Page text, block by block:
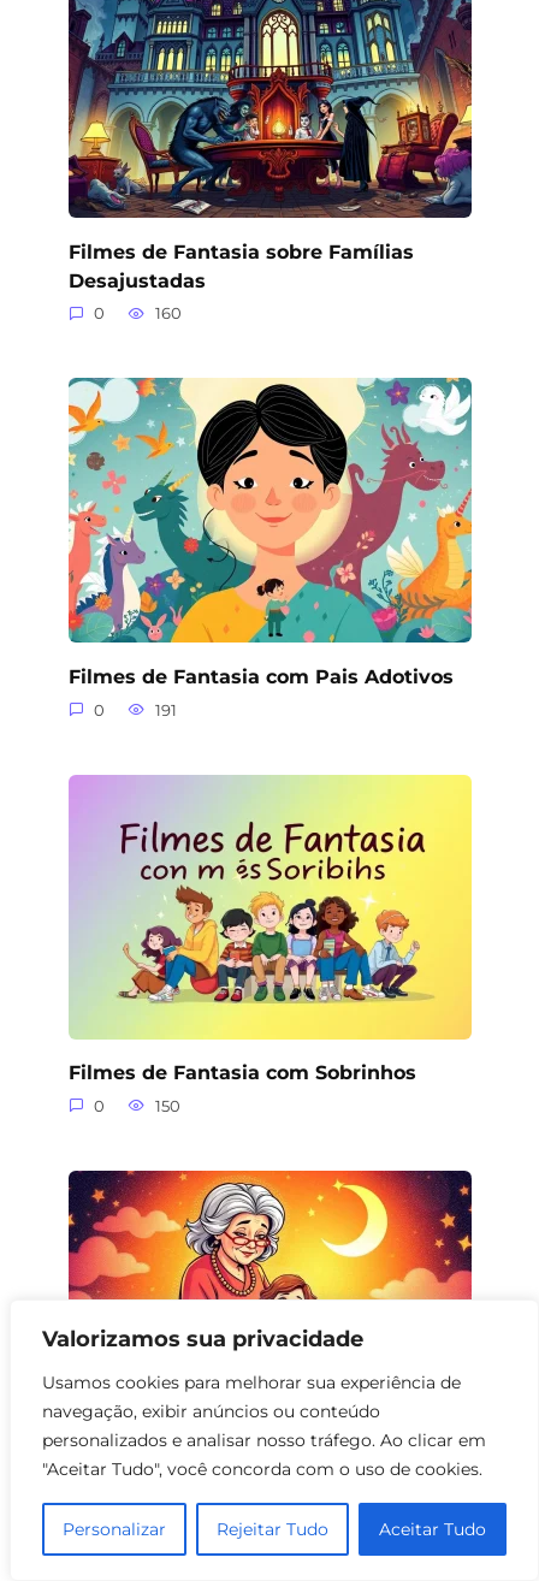
Valorizamos sua privacidade
Usamos cookies para melhorar sua experiência de
navegação, exibir anúncios ou conteúdo
personalizados e analisar nosso tráfego. Ao clicar em
"Aceitar Tudo", você concorda com o uso de cookies.
Personalizar Rejeitar Tudo Aceitar Tudo
Filmes de Fantasia sobre Famílias
Desajustadas
0 160
Filmes de Fantasia com Pais Adotivos
0 191
Filmes de Fantasia com Sobrinhos
0 150
Filmes de Fantasia com Avó e Neta
0 158